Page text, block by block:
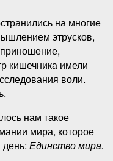
на многие
этрусков,
кишечника имели
воли.
нам такое
мира, которое
Единство мира.